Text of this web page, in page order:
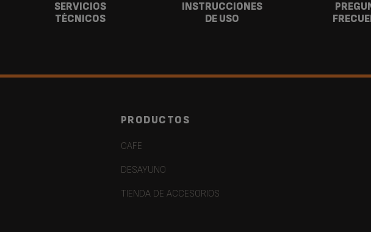
SERVICIOS
TÉCNICOS
INSTRUCCIONES
DE USO
PRODUCTOS
CAFE
DESAYUNO
TIENDA DE ACCESORIOS